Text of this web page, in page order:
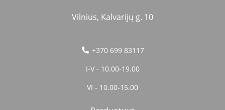
Vilnius, Kalvarijų g. 10
+370 699 83117
I-V - 10.00-19.00
VI - 10.00-15.00